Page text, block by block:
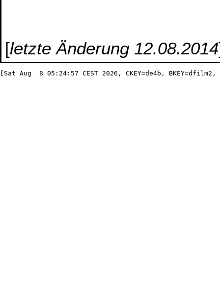
[letzte Änderung 12.08.2014